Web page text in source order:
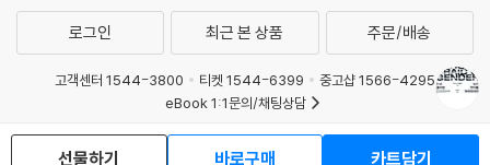
그런 식으로 취급되었다. 젠더가 일단 파괴의 원인으로 지목되면 젠더 그
자체는 파괴되어야 하며, 뒤따르는 결과는 검열, 젠더 연구와 여성학 분과
의 폐지, 의료 복지권 박탈, 병리화 경향의 확산, 공공집회 공간의 제한, 차
별금지법의 철회 또는 거부, 두려움 없이 각자의 삶을 살아가려는 사람들
을 분리하고 침묵시키고 범죄자로 만드는 법률의 통과 등이다. 그런 법률
이 전달하는 메시지는 이렇다. 안 돼, 너는 두려움을 안고 살아가야 할 거
체주의, 세뇌, 소아성애로 매도되기도 하고, 초자본주의와 제국주의적 강
요로 해석되기도 한다. 반젠더 이데올로기를 퍼뜨리는 이들은 “무언가가
그들의 세계를, 세계 속에서 체현된 그들의 자아 감각을, 그들의 생존에 없
어서는 안 될 사회구조를 파괴하고 있다는 확신 같은 느낌”만으로 젠더를
공격한다. 그렇게 젠더는 기독교 세력과 극우 정치인의 말과 제스처, 법안
을 통해 내밀한 두려움과 불안을 사회적으로 조직하는 터전이 된다.
선물하기 바로구매 카트담기
로그인 최근 본 상품 주문/배송
고객센터 1544-3800 티켓 1544-6399
중고샵 1566-4295
eBook 1:1문의/채팅상담
예스이십사(주) 사업자 정보